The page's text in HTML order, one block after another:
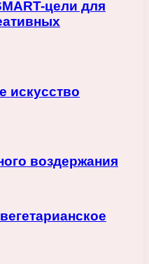
цели для
искусство
воздержания